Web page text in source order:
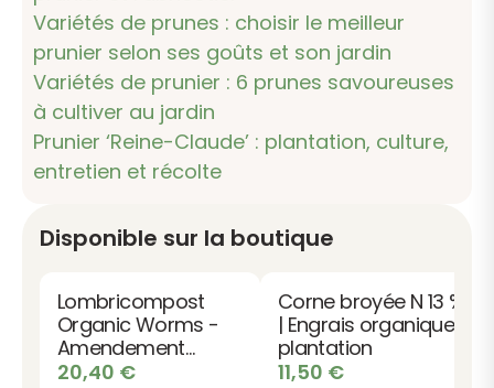
Variétés de prunes : choisir le meilleur
prunier selon ses goûts et son jardin
Variétés de prunier : 6 prunes savoureuses
à cultiver au jardin
Prunier ‘Reine-Claude’ : plantation, culture,
entretien et récolte
Disponible sur la boutique
Lombricompost
Organic Worms -
Amendement
Organique 100%
20,40 €
Corne broyée N 13 %
| Engrais organique
plantation
11,50 €